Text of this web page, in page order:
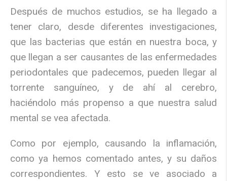
Después de muchos estudios, se ha llegado a
tener claro, desde diferentes investigaciones,
que las bacterias que están en nuestra boca, y
que llegan a ser causantes de las enfermedades
periodontales que padecemos, pueden llegar al
torrente sanguíneo, y de ahí al cerebro,
haciéndolo más propenso a que nuestra salud
mental se vea afectada.
Como por ejemplo, causando la inflamación,
como ya hemos comentado antes, y su daños
correspondientes. Y esto se ve asociado a